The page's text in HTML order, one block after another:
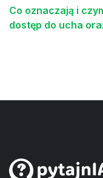
Co oznaczają i
dostęp do ucha